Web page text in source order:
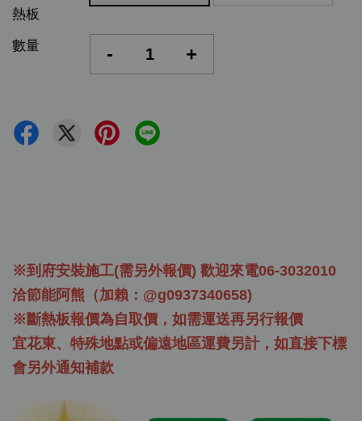
熱板
數量 - +
※到府安裝施工(需另外報價) 歡迎來電06-3032010
洽節能阿熊（加賴：@g0937340658)
※斷熱板報價為自取價，如需運送再另行報價
宜花東、特殊地點或偏遠地區運費另計，如直接下標
會另外通知補款